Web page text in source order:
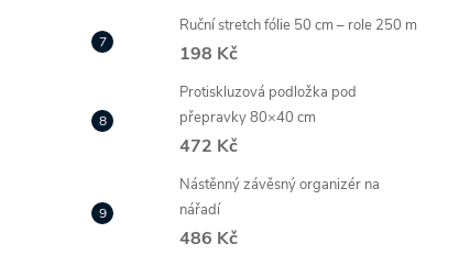
Ruční stretch fólie 50 cm – role 250 m
198 Kč
Protiskluzová podložka pod
přepravky 80×40 cm
472 Kč
Nástěnný závěsný organizér na
nářadí
486 Kč